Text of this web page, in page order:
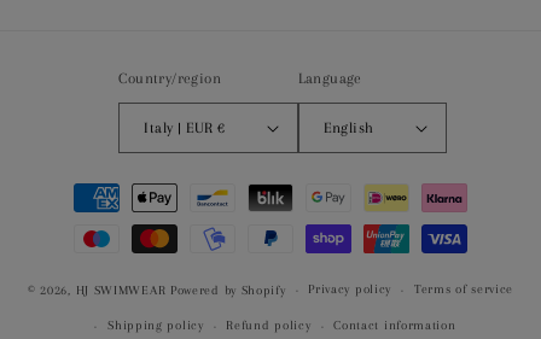
Country/region
Italy | EUR €
Language
English
Payment
methods
© 2026, HJ SWIMWEAR Powered by Shopify Privacy policy Terms of service
Shipping policy Refund policy Contact information